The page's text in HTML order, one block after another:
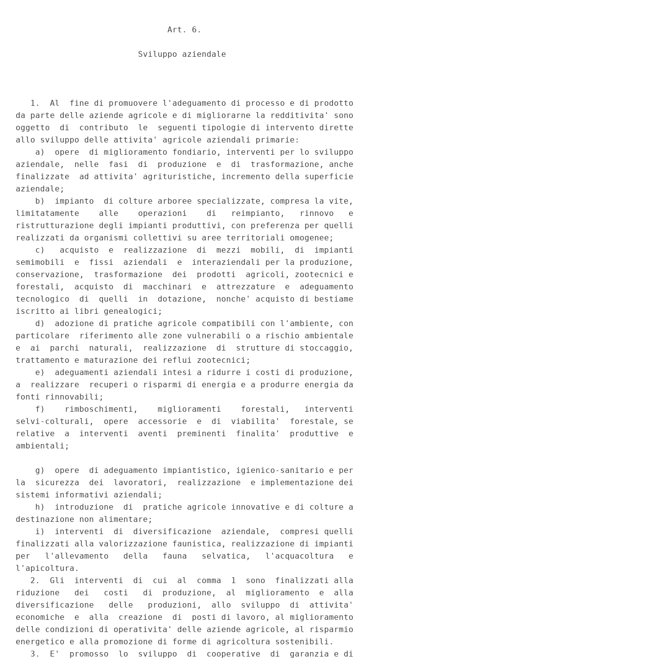
                               Art. 6.
                         Sviluppo aziendale
   1.  Al  fine di promuovere l'adeguamento di processo e di prodotto
da parte delle aziende agricole e di migliorarne la redditivita' sono
oggetto  di  contributo  le  seguenti tipologie di intervento dirette
allo sviluppo delle attivita' agricole aziendali primarie:
    a)  opere  di miglioramento fondiario, interventi per lo sviluppo
aziendale,  nelle  fasi  di  produzione  e  di  trasformazione, anche
finalizzate  ad attivita' agrituristiche, incremento della superficie
aziendale;
    b)  impianto  di colture arboree specializzate, compresa la vite,
limitatamente    alle    operazioni    di   reimpianto,   rinnovo   e
ristrutturazione degli impianti produttivi, con preferenza per quelli
realizzati da organismi collettivi su aree territoriali omogenee;
    c)   acquisto  e  realizzazione  di  mezzi  mobili,  di  impianti
semimobili  e  fissi  aziendali  e  interaziendali per la produzione,
conservazione,  trasformazione  dei  prodotti  agricoli, zootecnici e
forestali,  acquisto  di  macchinari  e  attrezzature  e  adeguamento
tecnologico  di  quelli  in  dotazione,  nonche' acquisto di bestiame
iscritto ai libri genealogici;
    d)  adozione di pratiche agricole compatibili con l'ambiente, con
particolare  riferimento alle zone vulnerabili o a rischio ambientale
e  ai  parchi  naturali,  realizzazione  di  strutture di stoccaggio,
trattamento e maturazione dei reflui zootecnici;
    e)  adeguamenti aziendali intesi a ridurre i costi di produzione,
a  realizzare  recuperi o risparmi di energia e a produrre energia da
fonti rinnovabili;
    f)    rimboschimenti,    miglioramenti    forestali,   interventi
selvi-colturali,  opere  accessorie  e  di  viabilita'  forestale, se
relative  a  interventi  aventi  preminenti  finalita'  produttive  e
ambientali;
    g)  opere  di adeguamento impiantistico, igienico-sanitario e per
la  sicurezza  dei  lavoratori,  realizzazione  e implementazione dei
sistemi informativi aziendali;
    h)  introduzione  di  pratiche agricole innovative e di colture a
destinazione non alimentare;
    i)  interventi  di  diversificazione  aziendale,  compresi quelli
finalizzati alla valorizzazione faunistica, realizzazione di impianti
per   l'allevamento   della   fauna   selvatica,   l'acquacoltura   e
l'apicoltura.
   2.  Gli  interventi  di  cui  al  comma  1  sono  finalizzati alla
riduzione   dei   costi   di  produzione,  al  miglioramento  e  alla
diversificazione   delle   produzioni,  allo  sviluppo  di  attivita'
economiche  e  alla  creazione  di  posti di lavoro, al miglioramento
delle condizioni di operativita' delle aziende agricole, al risparmio
energetico e alla promozione di forme di agricoltura sostenibili.
   3.  E'  promosso  lo  sviluppo  di  cooperative  di  garanzia e di